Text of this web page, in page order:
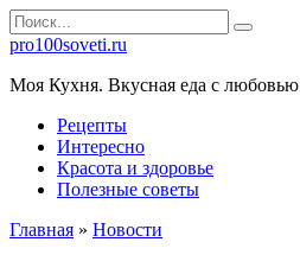
Перейти
к
контенту
Search
for:
pro100soveti.ru
Моя Кухня. Bкусная еда с любовью
Рецепты
Интересно
Красота и здоровье
Полезные советы
Главная » Новости